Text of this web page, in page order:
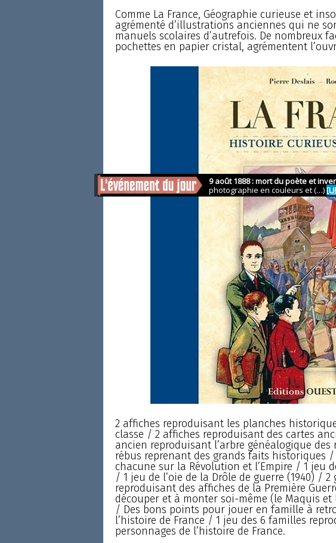
Comme La France, Géographie curieuse et
agrémenté d’illustrations anciennes qui ne
manuels scolaires d’autrefois. De nombreux
pochettes en papier cristal, agrémentent
2 affiches reproduisant les planches
classe / 2 affiches reproduisant des cartes
ancien reproduisant l’arbre généalogique des
rébus reprenant des grands faits historiques /
chacune sur la Révolution et l’Empire / 1 jeu
/ 1 jeu de l’oie de la Drôle de guerre (1940) /
reproduisant des affiches de la Première
découper et à monter soi-même (le Maquis et
/ Des bons points pour jouer en famille à
l’histoire de France / 1 jeu des 6 familles
personnages de l’histoire de France.